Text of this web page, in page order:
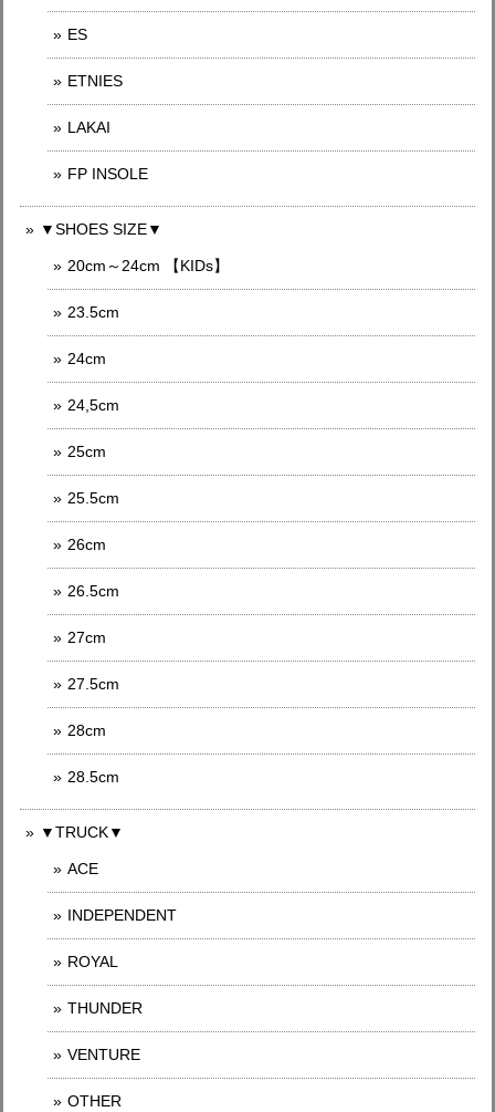
ES
ETNIES
LAKAI
FP INSOLE
▼SHOES SIZE▼
20cm～24cm 【KIDs】
23.5cm
24cm
24,5cm
25cm
25.5cm
26cm
26.5cm
27cm
27.5cm
28cm
28.5cm
▼TRUCK▼
ACE
INDEPENDENT
ROYAL
THUNDER
VENTURE
OTHER